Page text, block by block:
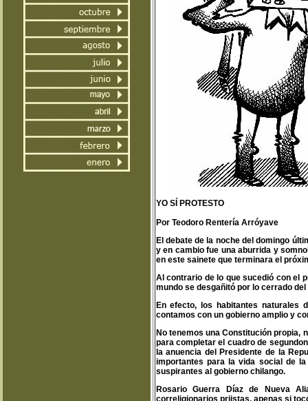
YO SÍ PROTESTO
Por Teodoro Rentería Arróyave
El debate de la noche del domingo
y en cambio fue una aburrida y
en este sainete que terminara el
Al contrario de lo que sucedió con el
mundo se desgañitó por lo cerrado
En efecto, los habitantes naturales
contamos con un gobierno amplio y
No tenemos una Constitución propia,
para completar el cuadro de
la anuencia del Presidente de la
importantes para la vida social de
suspirantes al gobierno chilango.
Rosario Guerra Díaz de Nueva
correligionarios priistas, apenas si